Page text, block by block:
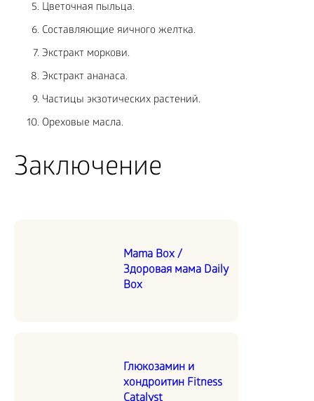
Цветочная пыльца.
Составляющие яичного желтка.
Экстракт моркови.
Экстракт ананаса.
Частицы экзотических растений.
Ореховые масла.
Заключение
Mama Box /
Здоровая мама Daily
Box
Глюкозамин и
хондроитин Fitness